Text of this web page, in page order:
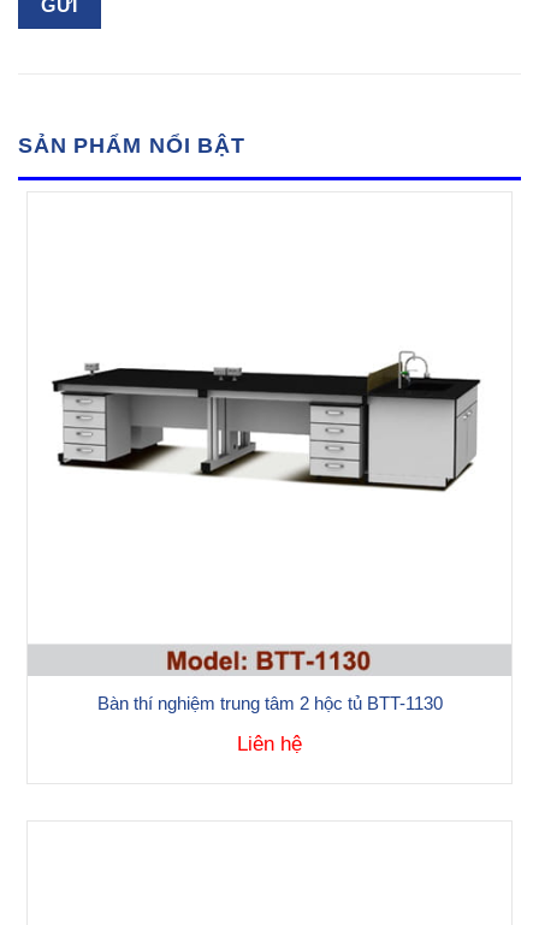
SẢN PHẨM NỔI BẬT
Bàn thí nghiệm trung tâm 2 hộc tủ BTT-1130
Liên hệ